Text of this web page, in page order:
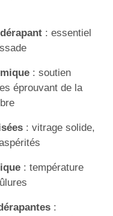
: essentiel
: soutien
éprouvant de la
: vitrage solide,
: température
: